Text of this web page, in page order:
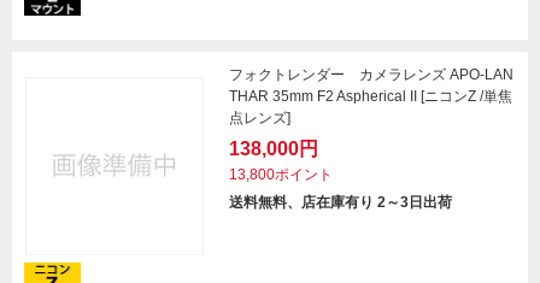
フォクトレンダー カメラレンズ APO-LAN
THAR 35mm F2 Aspherical II [ニコンZ /単焦
点レンズ]
138,000円
13,800ポイント
送料無料、店在庫有り 2～3日出荷